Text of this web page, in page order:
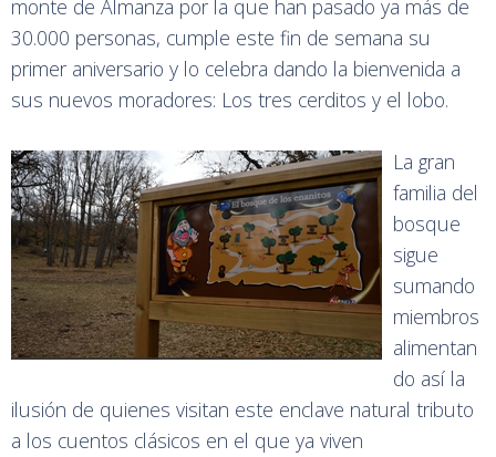
monte de Almanza por la que han pasado ya más de
30.000 personas, cumple este fin de semana su
primer aniversario y lo celebra dando la bienvenida a
sus nuevos moradores: Los tres cerditos y el lobo.
La gran
familia del
bosque
sigue
sumando
miembros
alimentan
do así la
ilusión de quienes visitan este enclave natural tributo
a los cuentos clásicos en el que ya viven